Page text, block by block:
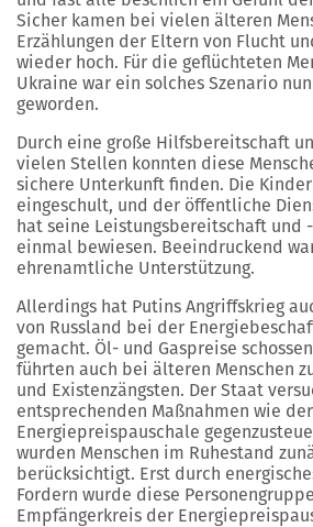
Sicher kamen bei vielen älteren
Erzählungen der Eltern von Flucht
wieder hoch. Für die geflüchteten
Ukraine war ein solches Szenario
geworden.
Durch eine große Hilfsbereitschaft
vielen Stellen konnten diese
sichere Unterkunft finden. Die
eingeschult, und der öffentliche
hat seine Leistungsbereitschaft und
einmal bewiesen. Beeindruckend
ehrenamtliche Unterstützung.
Allerdings hat Putins Angriffskrieg
von Russland bei der
gemacht. Öl- und Gaspreise
führten auch bei älteren Menschen
und Existenzängsten. Der Staat
entsprechenden Maßnahmen wie der
Energiepreispauschale
wurden Menschen im Ruhestand
berücksichtigt. Erst durch
Fordern wurde diese
Empfängerkreis der